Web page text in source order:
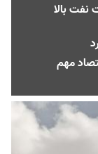
نفت بالا
مهم